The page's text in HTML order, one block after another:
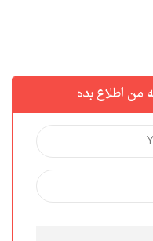
اطلاع بده